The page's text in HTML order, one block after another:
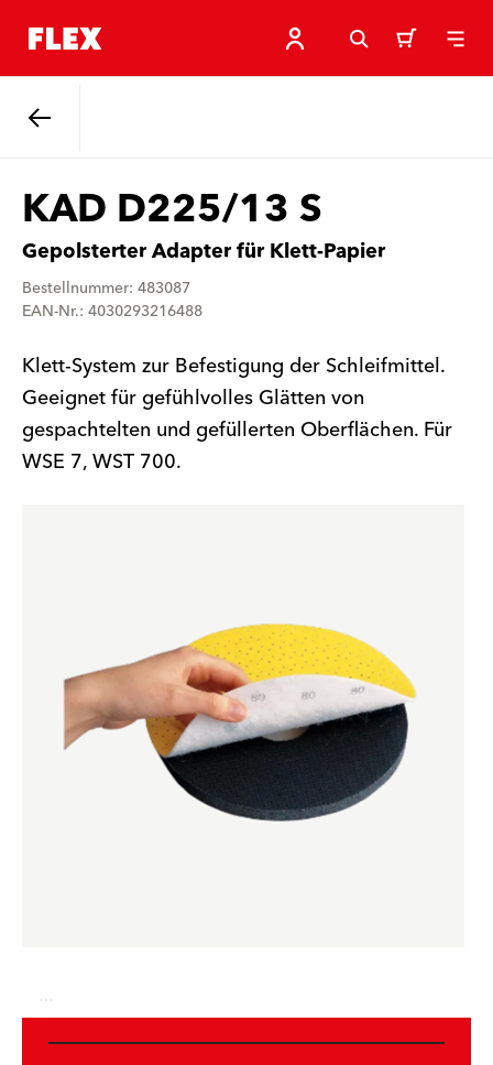
KAD D225/13 S
Gepolsterter Adapter für Klett-Papier
Bestellnummer: 483087
EAN-Nr.: 4030293216488
Klett-System zur Befestigung der Schleifmittel.
Geeignet für gefühlvolles Glätten von
gespachtelten und gefüllerten Oberflächen. Für
WSE 7, WST 700.
…